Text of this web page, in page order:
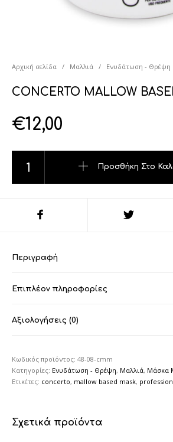
Αρχική σελίδα / Μαλλιά / Ενυδάτωση - Θρέψη
CONCERTO MALLOW
€12,00
Προσθήκη Στο
Περιγραφή
Επιπλέον πληροφορίες
Αξιολογήσεις (0)
Κωδικός προϊόντος:48-08-cmm
Κατηγορίες: Ενυδάτωση - Θρέψη, Μαλλιά, Μάσκα
Ετικέτες: concerto, mallow based mask,
Σχετικά προϊόντα